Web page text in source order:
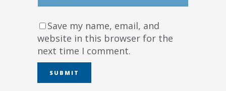
Save my name, email, and
website in this browser for the
next time I comment.